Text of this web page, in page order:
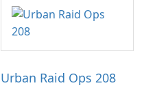
Urban Raid Ops 208